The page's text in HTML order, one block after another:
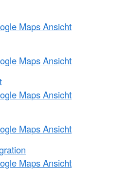
Maps Ansicht
Maps Ansicht
Maps Ansicht
Maps Ansicht
Maps Ansicht